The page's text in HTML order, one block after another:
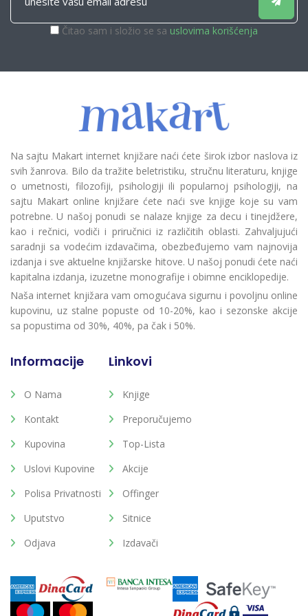
Čitao sam i složio se sa uslovima korišćenja
Na sajtu Makart internet knjižare naći ćete širok izbor naslova iz
svih žanrova. Bilo da tražite beletristiku, stručnu literaturu, knjige
o umetnosti, filozofiji, psihologiji ili popularnoj psihologiji, na
sajtu Makart online knjižare ćete naći sve knjige koje su vam
potrebne. U našoj ponudi se nalaze knjige za decu i tinejdžere,
kao i rečnici, vodiči i priručnici iz različitih oblasti. Zahvaljujući
saradnji sa vodećim izdavačima, obezbeđujemo vam najnovija
izdanja i sve aktuelne knjižarske hitove. U našoj ponudi ćete naći
kapitalna izdanja, izuzetne monografije i obimne enciklopedije.
Naša internet knjižara vam omogućava sigurnu i povoljnu online
kupovinu, uz stalne popuste od 10-20%, kao i sezonske akcije
sa popustima od 30%, 40%, pa čak i 50%.
Informacije
O Nama
Kontakt
Kupovina
Uslovi Kupovine
Polisa Privatnosti
Uputstvo
Odjava
Linkovi
Knjige
Preporučujemo
Top-Lista
Akcije
Offinger
Sitnice
Izdavači